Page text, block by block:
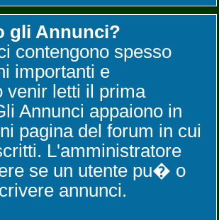
gli Annunci?
contengono spesso
importanti e
venir letti il prima
Annunci appaiono in
pagina del forum in cui
L'amministratore
se un utente pu� o
annunci.